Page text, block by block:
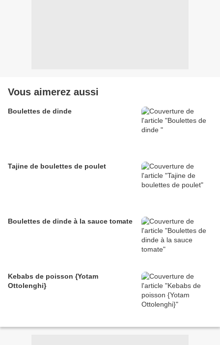
Vous aimerez aussi
Boulettes de dinde
Tajine de boulettes de poulet
Boulettes de dinde à la sauce tomate
Kebabs de poisson {Yotam
Ottolenghi}